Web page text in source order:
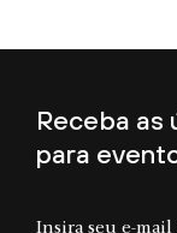
Receba as
para